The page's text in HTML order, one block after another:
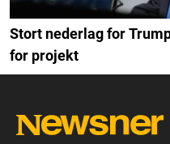
Stort nederlag for
for projekt